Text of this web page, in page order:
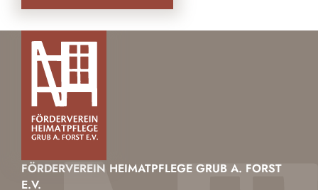
FÖRDERVEREIN HEIMATPFLEGE GRUB A. FORST
E.V.